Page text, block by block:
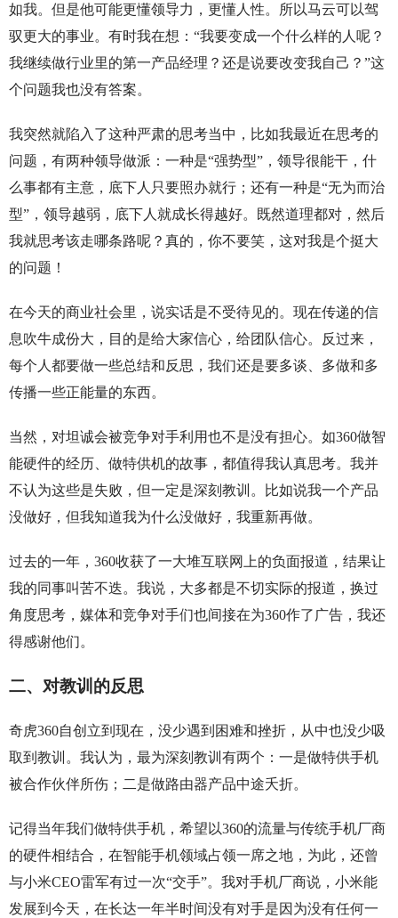
如我。但是他可能更懂领导力，更懂人性。所以马云可以驾
驭更大的事业。有时我在想：“我要变成一个什么样的人呢？
我继续做行业里的第一产品经理？还是说要改变我自己？”这
个问题我也没有答案。
我突然就陷入了这种严肃的思考当中，比如我最近在思考的
问题，有两种领导做派：一种是“强势型”，领导很能干，什
么事都有主意，底下人只要照办就行；还有一种是“无为而治
型”，领导越弱，底下人就成长得越好。既然道理都对，然后
我就思考该走哪条路呢？真的，你不要笑，这对我是个挺大
的问题！
在今天的商业社会里，说实话是不受待见的。现在传递的信
息吹牛成份大，目的是给大家信心，给团队信心。反过来，
每个人都要做一些总结和反思，我们还是要多谈、多做和多
传播一些正能量的东西。
当然，对坦诚会被竞争对手利用也不是没有担心。如360做智
能硬件的经历、做特供机的故事，都值得我认真思考。我并
不认为这些是失败，但一定是深刻教训。比如说我一个产品
没做好，但我知道我为什么没做好，我重新再做。
过去的一年，360收获了一大堆互联网上的负面报道，结果让
我的同事叫苦不迭。我说，大多都是不切实际的报道，换过
角度思考，媒体和竞争对手们也间接在为360作了广告，我还
得感谢他们。
二、对教训的反思
奇虎360自创立到现在，没少遇到困难和挫折，从中也没少吸
取到教训。我认为，最为深刻教训有两个：一是做特供手机
被合作伙伴所伤；二是做路由器产品中途夭折。
记得当年我们做特供手机，希望以360的流量与传统手机厂商
的硬件相结合，在智能手机领域占领一席之地，为此，还曾
与小米CEO雷军有过一次“交手”。我对手机厂商说，小米能
发展到今天，在长达一年半时间没有对手是因为没有任何一